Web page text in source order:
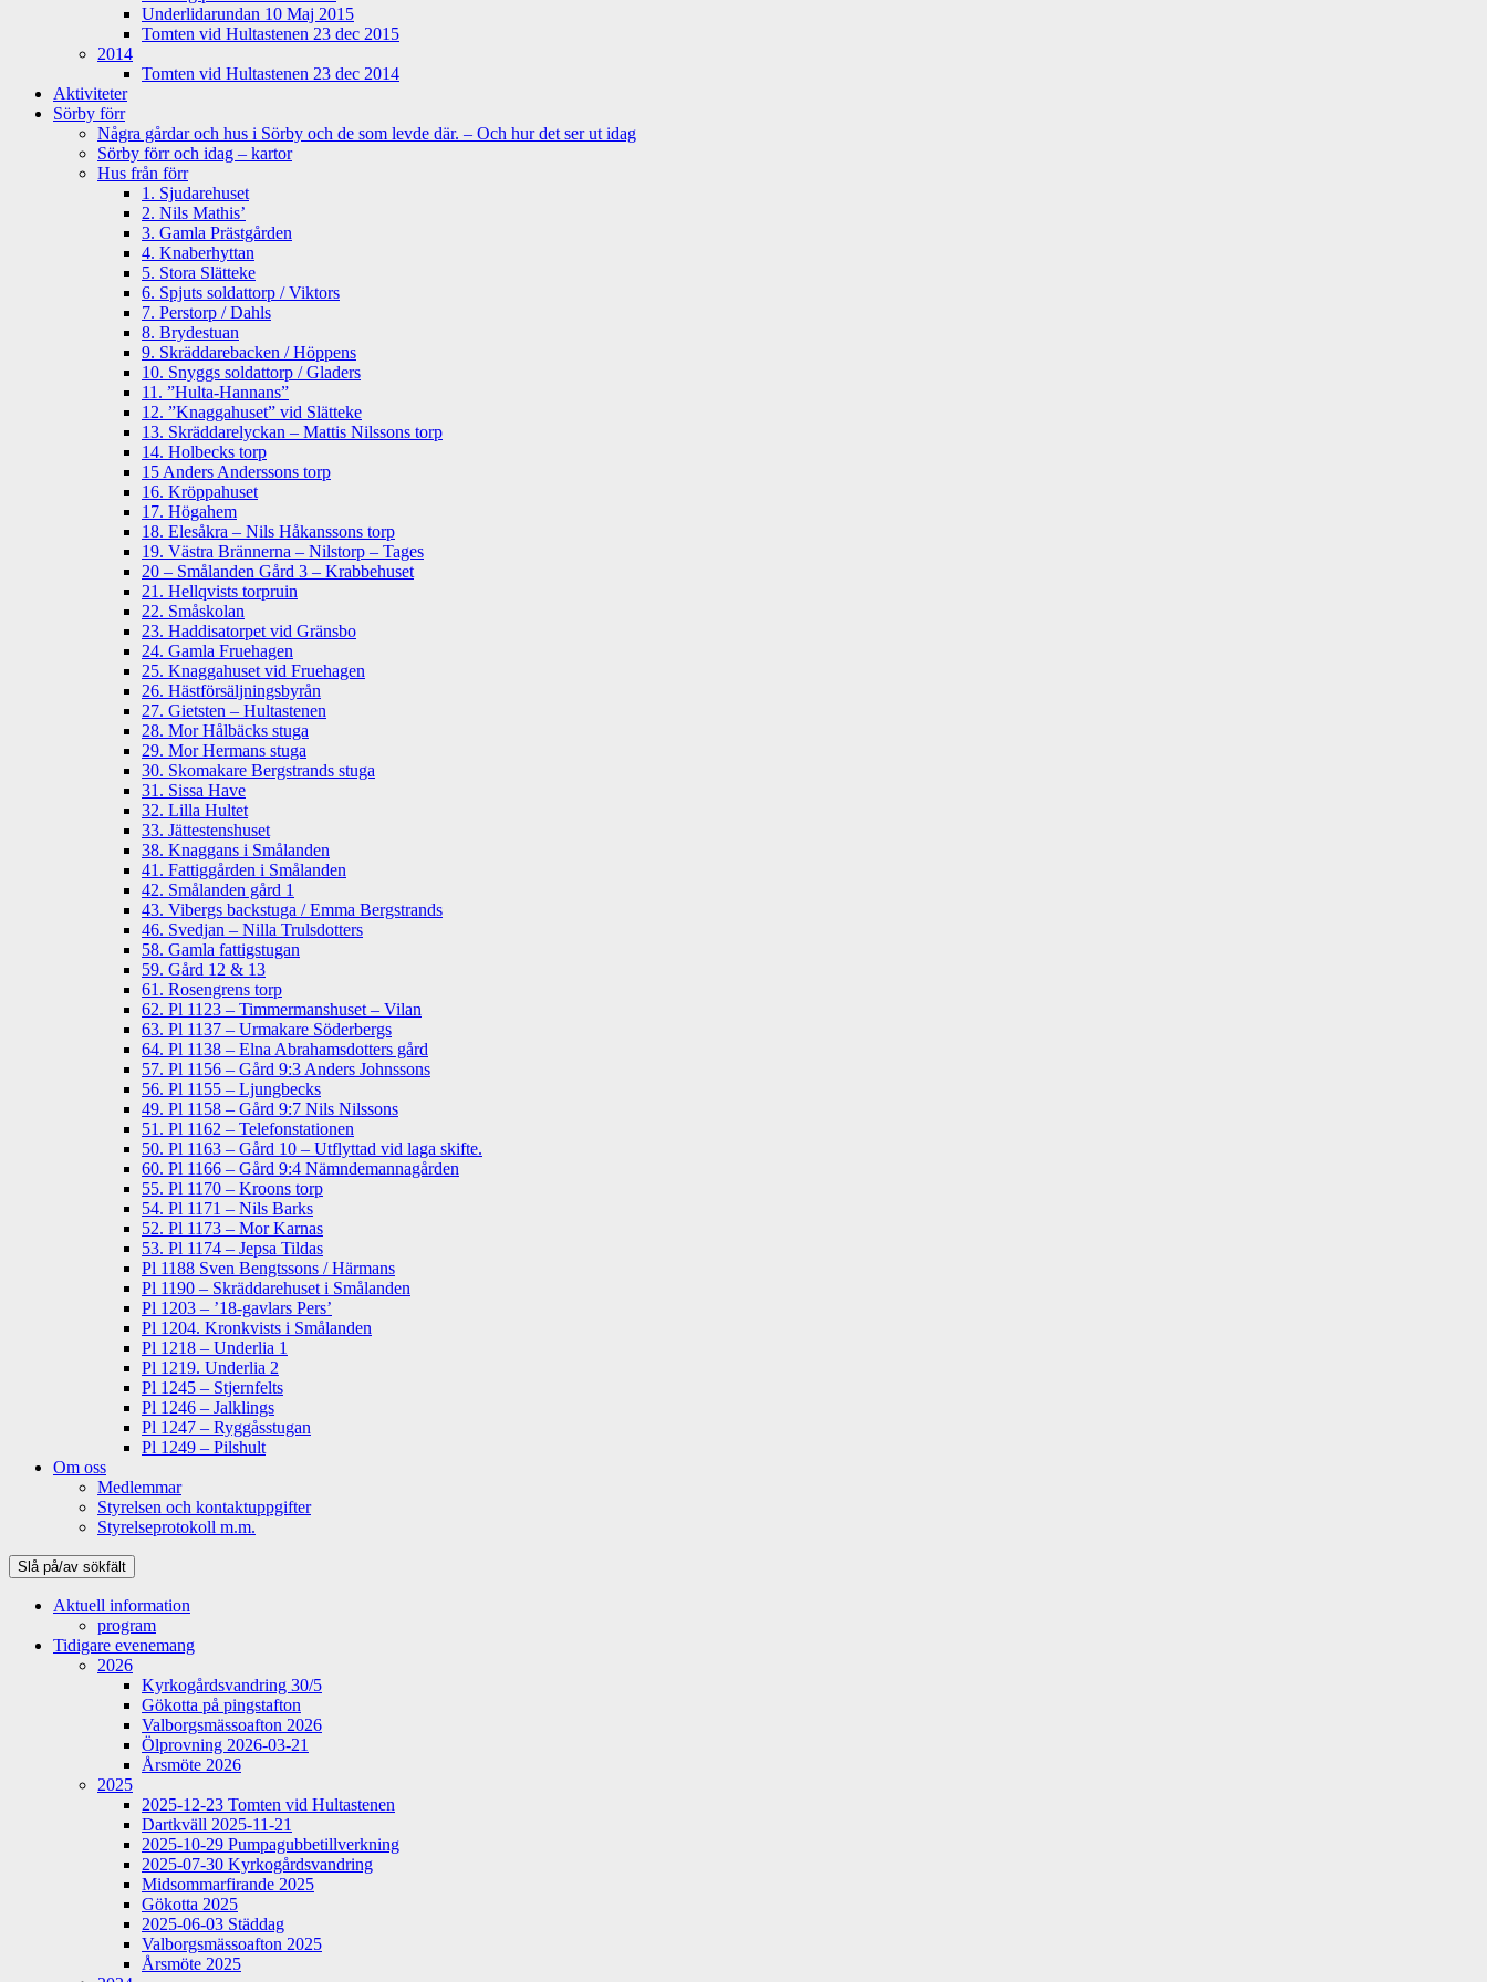
Underlidarundan 10 Maj 2015
Tomten vid Hultastenen 23 dec 2015
2014
Tomten vid Hultastenen 23 dec 2014
Aktiviteter
Sörby förr
Några gårdar och hus i Sörby och de som levde där. – Och hur det ser ut idag
Sörby förr och idag – kartor
Hus från förr
1. Sjudarehuset
2. Nils Mathis’
3. Gamla Prästgården
4. Knaberhyttan
5. Stora Slätteke
6. Spjuts soldattorp / Viktors
7. Perstorp / Dahls
8. Brydestuan
9. Skräddarebacken / Höppens
10. Snyggs soldattorp / Gladers
11. ”Hulta-Hannans”
12. ”Knaggahuset” vid Slätteke
13. Skräddarelyckan – Mattis Nilssons torp
14. Holbecks torp
15 Anders Anderssons torp
16. Kröppahuset
17. Högahem
18. Elesåkra – Nils Håkanssons torp
19. Västra Brännerna – Nilstorp – Tages
20 – Smålanden Gård 3 – Krabbehuset
21. Hellqvists torpruin
22. Småskolan
23. Haddisatorpet vid Gränsbo
24. Gamla Fruehagen
25. Knaggahuset vid Fruehagen
26. Hästförsäljningsbyrån
27. Gietsten – Hultastenen
28. Mor Hålbäcks stuga
29. Mor Hermans stuga
30. Skomakare Bergstrands stuga
31. Sissa Have
32. Lilla Hultet
33. Jättestenshuset
38. Knaggans i Smålanden
41. Fattiggården i Smålanden
42. Smålanden gård 1
43. Vibergs backstuga / Emma Bergstrands
46. Svedjan – Nilla Trulsdotters
58. Gamla fattigstugan
59. Gård 12 & 13
61. Rosengrens torp
62. Pl 1123 – Timmermanshuset – Vilan
63. Pl 1137 – Urmakare Söderbergs
64. Pl 1138 – Elna Abrahamsdotters gård
57. Pl 1156 – Gård 9:3 Anders Johnssons
56. Pl 1155 – Ljungbecks
49. Pl 1158 – Gård 9:7 Nils Nilssons
51. Pl 1162 – Telefonstationen
50. Pl 1163 – Gård 10 – Utflyttad vid laga skifte.
60. Pl 1166 – Gård 9:4 Nämndemannagården
55. Pl 1170 – Kroons torp
54. Pl 1171 – Nils Barks
52. Pl 1173 – Mor Karnas
53. Pl 1174 – Jepsa Tildas
Pl 1188 Sven Bengtssons / Härmans
Pl 1190 – Skräddarehuset i Smålanden
Pl 1203 – ’18-gavlars Pers’
Pl 1204. Kronkvists i Smålanden
Pl 1218 – Underlia 1
Pl 1219. Underlia 2
Pl 1245 – Stjernfelts
Pl 1246 – Jalklings
Pl 1247 – Ryggåsstugan
Pl 1249 – Pilshult
Om oss
Medlemmar
Styrelsen och kontaktuppgifter
Styrelseprotokoll m.m.
Slå på/av sökfält
Aktuell information
program
Tidigare evenemang
2026
Kyrkogårdsvandring 30/5
Gökotta på pingstafton
Valborgsmässoafton 2026
Ölprovning 2026-03-21
Årsmöte 2026
2025
2025-12-23 Tomten vid Hultastenen
Dartkväll 2025-11-21
2025-10-29 Pumpagubbetillverkning
2025-07-30 Kyrkogårdsvandring
Midsommarfirande 2025
Gökotta 2025
2025-06-03 Städdag
Valborgsmässoafton 2025
Årsmöte 2025